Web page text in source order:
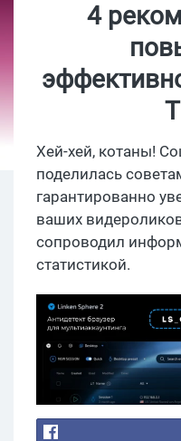
4
Хей-хей, котаны!
поделилась
гарантированно
ваших
сопроводил
статистикой.